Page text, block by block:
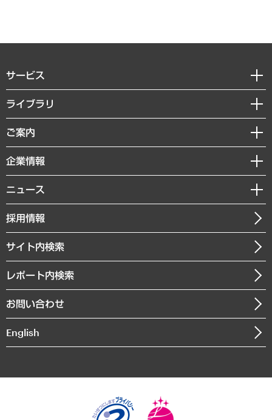
サービス
経営戦略
組織・人事戦略
デジタルイノベーション
共生・ダイバーシティ
GRC（ガバナンス・リスク・コンプライアンス）・防災（政策）
経済・産業・雇用・労働
まちづくり・観光・交通・スポーツ・スマートシティ
自然資源・農林水産業・食料システム
ライブラリ
経済調査
レポート
コラム
経営用語集
受託・受注実績（官公庁関連）
メディア掲載・出演
ご案内
セミナー・イベント情報
MUFGビジネスセミナー
受託案件情報
企業情報
私たちの想い
社長メッセージ
会社概要
沿革
組織図・本部部室紹介
インドネシア現地法人
個人情報保護方針
ニュース
ニュースリリース
お知らせ
採用情報
サイト内検索
レポート内検索
お問い合わせ
English